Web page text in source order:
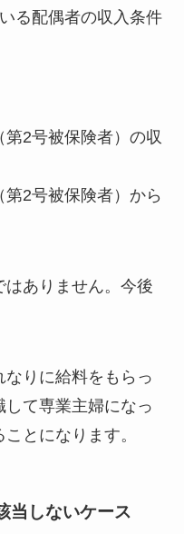
る配偶者の収入条件
2号被保険者）の収
2号被保険者）から
ありません。 今後
りに給料をもらっ
て専業主婦になっ
とになります。
当しないケース